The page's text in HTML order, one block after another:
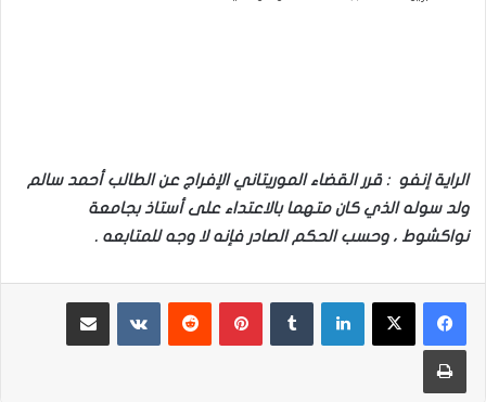
الراية إنفو : قرر القضاء الموريتاني الإفراج عن الطالب أحمد سالم
ولد سوله الذي كان متهما بالاعتداء على أستاذ بجامعة
نواكشوط ، وحسب الحكم الصادر فإنه لا وجه للمتابعه .
لينكدإن بينتيريست مشاركة عبر البريد
طباعة